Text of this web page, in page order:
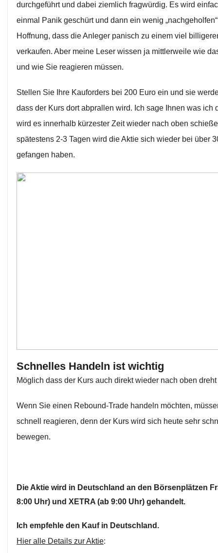
durchgeführt und dabei ziemlich fragwürdig. Es wird
einmal Panik geschürt und dann ein wenig
Hoffnung, dass die Anleger panisch zu einem viel
verkaufen. Aber meine Leser wissen ja mittlerweile wie
und wie Sie reagieren müssen.
Stellen Sie Ihre Kauforders bei 200 Euro ein und sie
dass der Kurs dort abprallen wird. Ich sage Ihnen was ich
wird es innerhalb kürzester Zeit wieder nach oben
spätestens 2-3 Tagen wird die Aktie sich wieder bei über
gefangen haben.
Schnelles Handeln ist wichtig
Möglich dass der Kurs auch direkt wieder nach oben dreht
Wenn Sie einen Rebound-Trade handeln möchten,
schnell reagieren, denn der Kurs wird sich heute sehr
bewegen.
Die Aktie wird in Deutschland an den Börsenplätzen
8:00 Uhr) und XETRA (ab 9:00 Uhr) gehandelt.
Ich empfehle den Kauf in Deutschland.
Hier alle Details zur Aktie: